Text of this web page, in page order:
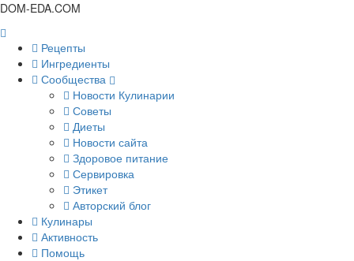
DOM-EDA.COM
Рецепты
Ингредиенты
Сообщества
Новости Кулинарии
Советы
Диеты
Новости сайта
Здоровое питание
Сервировка
Этикет
Авторский блог
Кулинары
Активность
Помощь